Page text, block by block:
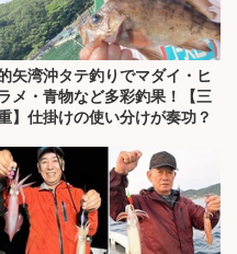
矢湾沖タテ釣りでマダイ・ヒ
メ・青物など多彩釣果！【三
】仕掛けの使い分けが奏功？